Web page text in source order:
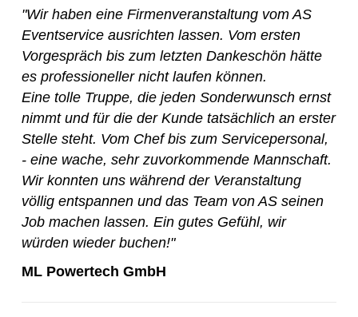
"Wir haben eine Firmenveranstaltung vom AS
Eventservice ausrichten lassen. Vom ersten
Vorgespräch bis zum letzten Dankeschön hätte
es professioneller nicht laufen können.
Eine tolle Truppe, die jeden Sonderwunsch ernst
nimmt und für die der Kunde tatsächlich an erster
Stelle steht. Vom Chef bis zum Servicepersonal,
- eine wache, sehr zuvorkommende Mannschaft.
Wir konnten uns während der Veranstaltung
völlig entspannen und das Team von AS seinen
Job machen lassen. Ein gutes Gefühl, wir
würden wieder buchen!"
ML Powertech GmbH